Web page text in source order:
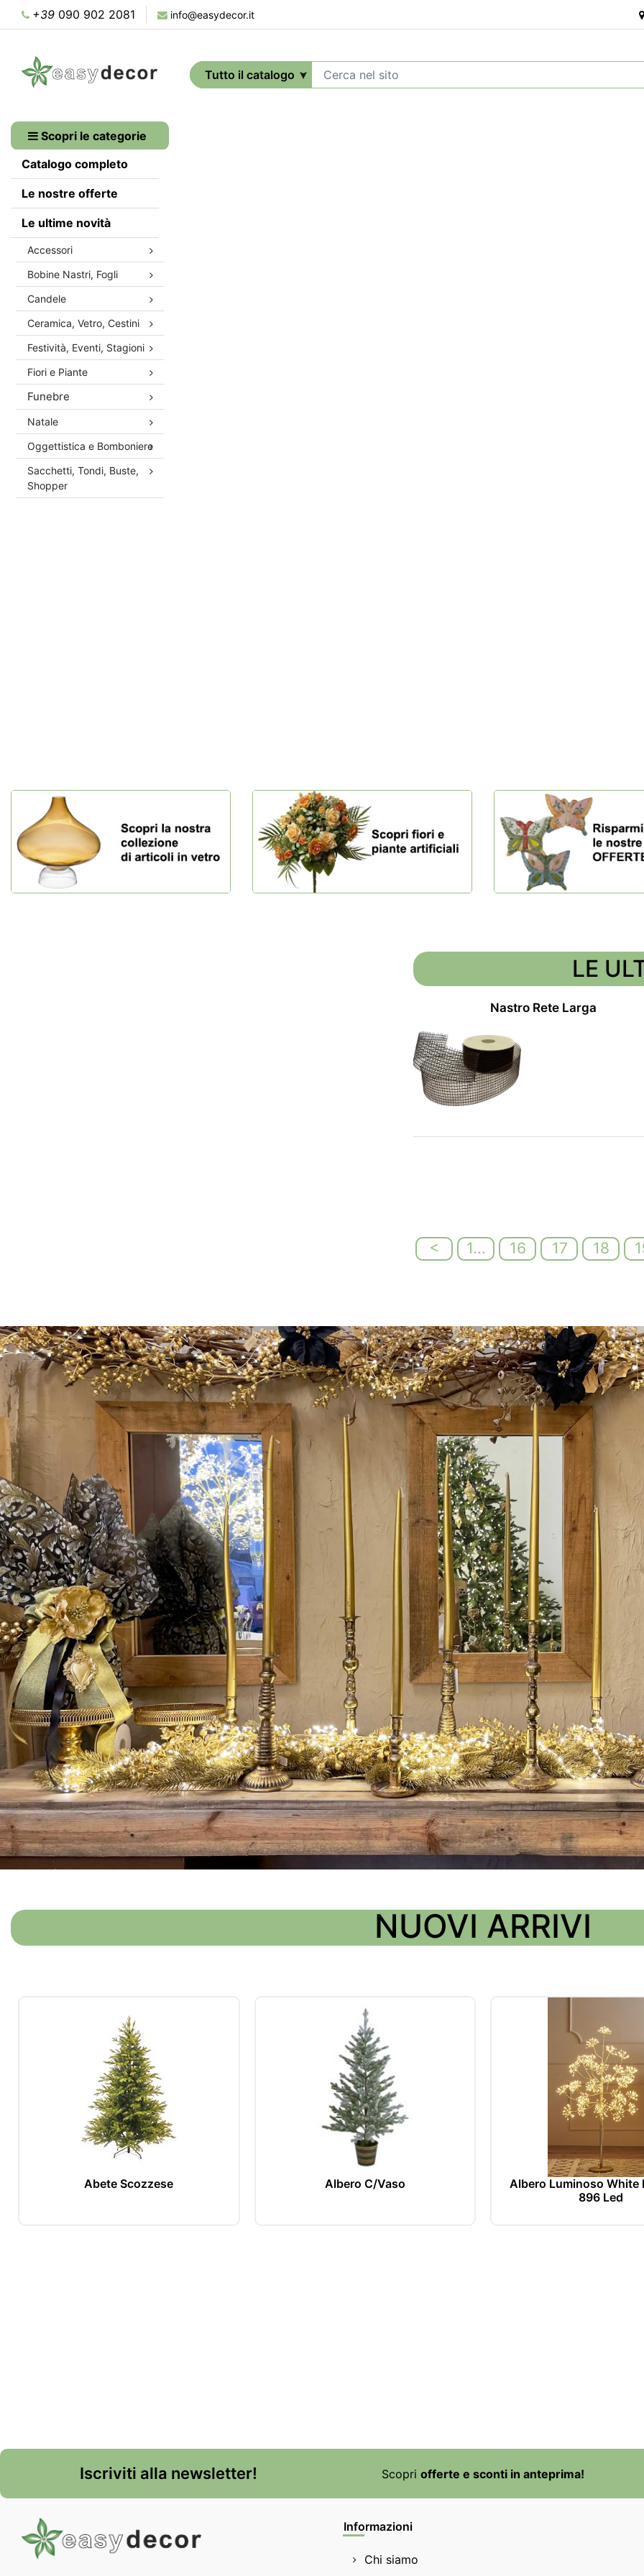
+39 090 902 2081 info@easydecor.it
Scopri le categorie
Catalogo completo
Le nostre offerte
Le ultime novità
Accessori
Bobine Nastri, Fogli
Candele
Ceramica, Vetro, Cestini
Festività, Eventi, Stagioni
Fiori e Piante
Funebre
Natale
Oggettistica e Bomboniere
Sacchetti, Tondi, Buste,
Shopper
LE
Nastro Rete Larga
< 1... 16 17 18
Scopri qui le nostre
NUOVI ARRIVI
Abete Scozzese Albero C/Vaso
Albero Luminoso White
896 Led
Iscriviti alla newsletter! Scopri offerte e sconti in anteprima!
Informazioni
Chi siamo